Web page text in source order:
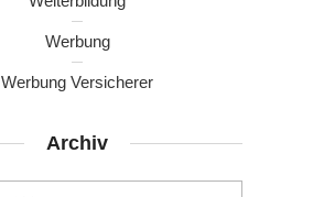
Werbung
Werbung Versicherer
Archiv